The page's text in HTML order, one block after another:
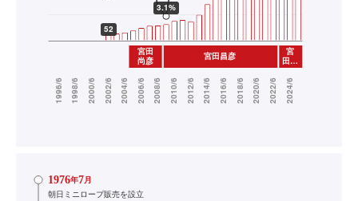
1976年7月
朝日ミニロープ販売を設立